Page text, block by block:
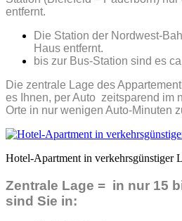
entfernt.
Die Station der Nordwest-
Haus entfernt.
bis zur Bus-Station sind es
Die zentrale Lage des
es Ihnen, per Auto zeitsparend im
Orte in nur wenigen Auto-Minuten
Hotel-Apartment in verkehrsgünstiger
Zentrale Lage = in nur 15
sind Sie in: